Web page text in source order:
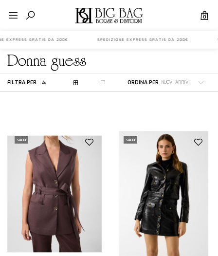
0
EXPRESS GRATIS DA 200€ SPEDIZIONE EXPRESS GRATIS DA 200€
donnaguess
FILTRA PER ORDINA PER
SALDI SALDI